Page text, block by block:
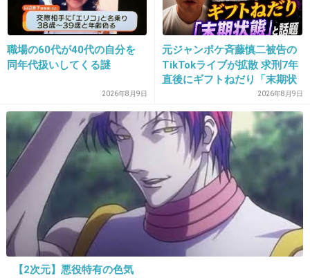
35. 匿名2026/06/03(水) 11:19:09
ゴールデンカムイ 尾形
36. 匿名 2026/06/03(水) 11:19:56
>>1
クイックジャパンか何かのサブカル誌で大まかな話の構造
としてはノルウェイの森と同じって書いてあって納得した
記憶がある
1件の返信
職場の60代が40代の自分を
同年代扱いしてくる謎
2026年8月9日
元ジャンポケ斉藤慎二被告の
TikTokライブが拡散 求刑7年
直後にギフトねだり「末期状
2026年8月9日
【2次元】悪役特有の色気